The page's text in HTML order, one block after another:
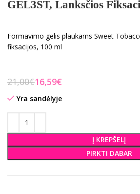
GEL3ST, Lanksčios
Formavimo gelis plaukams Sweet
fiksacijos, 100 ml
21,00€16,59€
Yra sandėlyje
Į KREPŠELĮ
PIRKTI DABAR